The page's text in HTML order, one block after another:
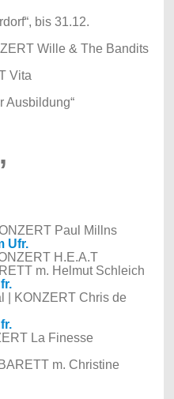
bis 31.12.
Wille & The Bandits
Vita
Ausbildung“
Paul Millns
Ufr.
H.E.A.T
m. Helmut Schleich
| KONZERT Chris de
La Finesse
m. Christine